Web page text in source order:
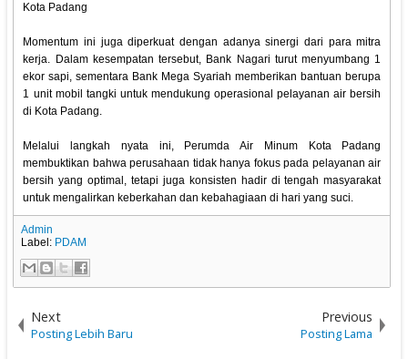
Kota Padang
Momentum ini juga diperkuat dengan adanya sinergi dari para mitra
kerja. Dalam kesempatan tersebut, Bank Nagari turut menyumbang 1
ekor sapi, sementara Bank Mega Syariah memberikan bantuan berupa
1 unit mobil tangki untuk mendukung operasional pelayanan air bersih
di Kota Padang.
Melalui langkah nyata ini, Perumda Air Minum Kota Padang
membuktikan bahwa perusahaan tidak hanya fokus pada pelayanan air
bersih yang optimal, tetapi juga konsisten hadir di tengah masyarakat
untuk mengalirkan keberkahan dan kebahagiaan di hari yang suci.
Admin
Label: PDAM
Next
Posting Lebih Baru
Previous
Posting Lama